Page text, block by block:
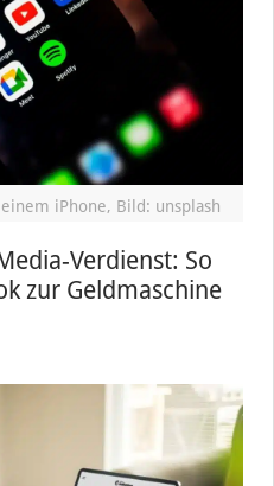
iPhone, Bild: unsplash
Verdienst: So
zur Geldmaschine